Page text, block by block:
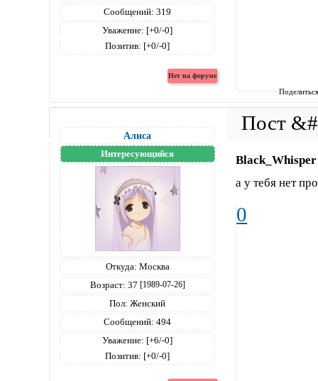
Сообщений: 319
Уважение: [+0/-0]
Позитив: [+0/-0]
Алиса
Интересующийся
Откуда: Москва
Возраст: 37 [1989-07-26]
Пол: Женский
Сообщений: 494
Уважение: [+6/-0]
Позитив: [+0/-0]
Black_Whisper
а у тебя нет
0